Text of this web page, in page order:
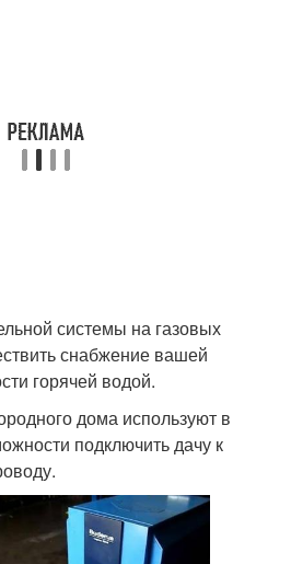
системы на газовых
снабжение вашей
горячей водой.
дома используют в
подключить дачу к